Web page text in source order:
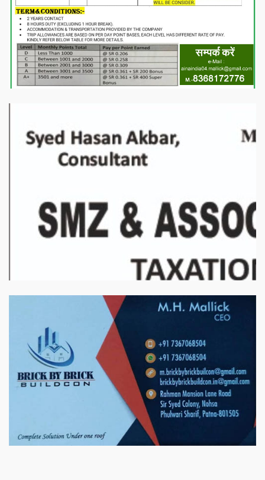
बिरादराने मिलात – अतिना वेलफ़ेयर फाउंडेशन, बेरोजगार महिलाओं के लिए बेहतर
स्वयं रोजगार के एक बेहतर अवसर प्रदान करने जा रहा है जिसके लिये महिलाओं
को प्रशिक्षित कर उन्हें स्वयं रोजगार सम्मुख बनाया जा सके। ताकि उन्हें अपनी
आजीविका के लिए अपना घर छोड़ना न पड़े। निवेदक – अतिना वेलफेयर
फाउंडेशन – बिहारशरीफ रहबर यूनिट।